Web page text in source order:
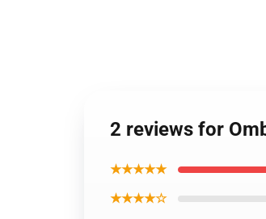
2 reviews for
★★★★★
★★★★☆